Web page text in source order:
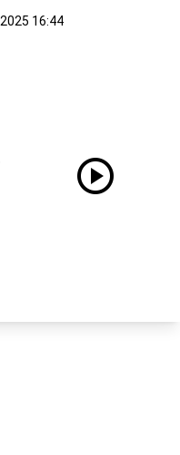
16:44
play_circle